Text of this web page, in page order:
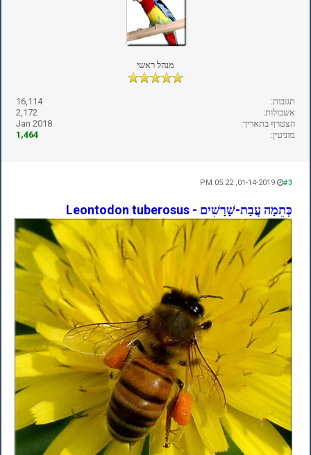
מנהל ראשי
תגובות:
16,114
אשכולות:
2,172
הצטרף בתאריך:
Jan 2018
מוניטין:
1,464
#3
כְּתֵמָה עֲבַת-שָׁרָשִׁים - Leontodon tuberosus